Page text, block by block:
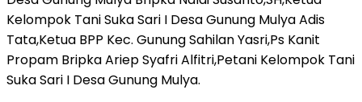
Kelompok Tani Suka Sari I Desa Gunung Mulya Adis
Tata,Ketua BPP Kec. Gunung Sahilan Yasri,Ps Kanit
Propam Bripka Ariep Syafri Alfitri,Petani Kelompok Tani
Suka Sari I Desa Gunung Mulya.